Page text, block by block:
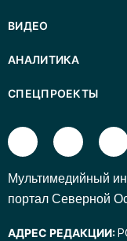
ВИДЕО
АНАЛИТИКА
СПЕЦПРОЕКТЫ
Mультимедийный
портал Северной
АДРЕС РЕДАКЦИИ: